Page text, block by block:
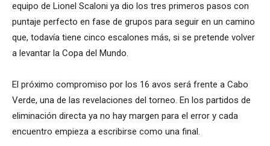
equipo de Lionel Scaloni ya dio los tres primeros pasos con
puntaje perfecto en fase de grupos para seguir en un camino
que, todavía tiene cinco escalones más, si se pretende volver
a levantar la Copa del Mundo.
El próximo compromiso por los 16 avos será frente a Cabo
Verde, una de las revelaciones del torneo. En los partidos de
eliminación directa ya no hay margen para el error y cada
encuentro empieza a escribirse como una final.